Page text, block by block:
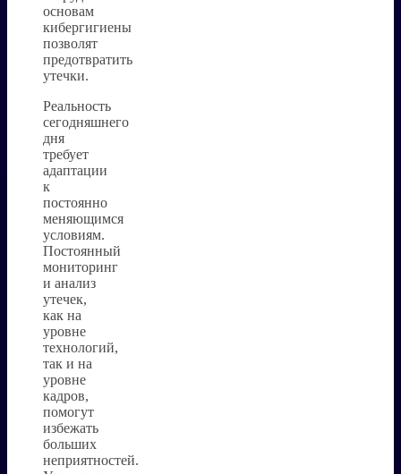
основам
кибергигиены
позволят
предотвратить
утечки.
Реальность
сегодняшнего
дня
требует
адаптации
к
постоянно
меняющимся
условиям.
Постоянный
мониторинг
и анализ
утечек,
как на
уровне
технологий,
так и на
уровне
кадров,
помогут
избежать
больших
неприятностей.